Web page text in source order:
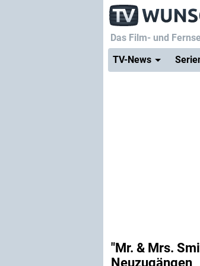
Das Film- und
TV-News
"Mr. & Mrs.
Neuzugängen